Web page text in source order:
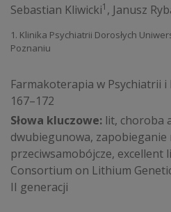
Sebastian Kliwicki1 , Janusz
1. Klinika Psychiatrii Dorosłych
Poznaniu
Farmakoterapia w Psychiatrii
167–172
Słowa kluczowe: lit, choroba
dwubiegunowa, zapobieganie
przeciwsamobójcze, excellent
Consortium on Lithium
II generacji